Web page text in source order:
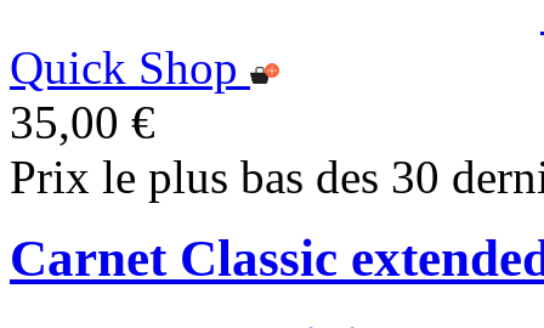
Quick Shop
35,00 €
Prix le plus bas des 30
Carnet Classic